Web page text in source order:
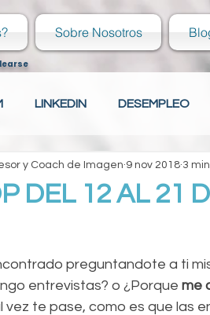
Sobre Nosotros
LINKEDIN DESEMPLEO
EGRESADO COVER LETTER
DEL 12 AL 21
y Coach de Imagen 9 nov 2018 3
preguntandote a ti
entrevistas? o ¿Porque me
vez te pase, como es que las